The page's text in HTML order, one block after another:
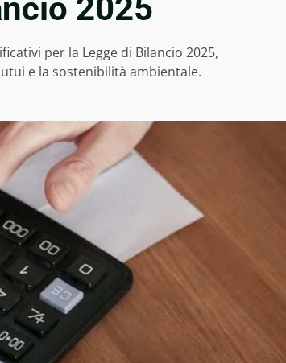
2025
per la Legge di Bilancio 2025,
e la sostenibilità ambientale.